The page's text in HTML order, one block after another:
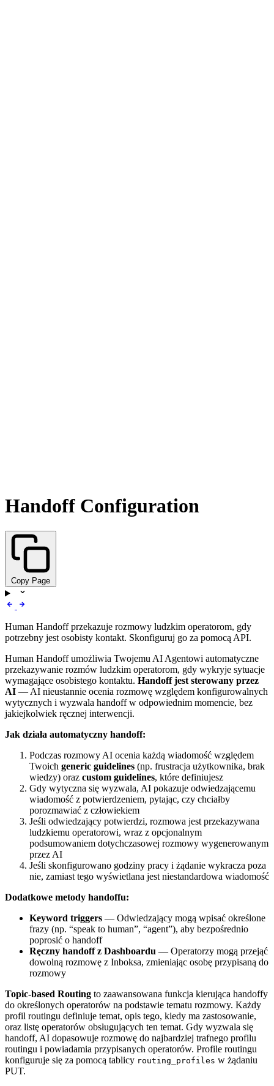
Handoff Configuration
Copy Page
Human Handoff przekazuje rozmowy ludzkim operatorom, gdy
potrzebny jest osobisty kontakt. Skonfiguruj go za pomocą API.
Human Handoff umożliwia Twojemu AI Agentowi automatyczne
przekazywanie rozmów ludzkim operatorom, gdy wykryje sytuacje
wymagające osobistego kontaktu. Handoff jest sterowany przez
AI — AI nieustannie ocenia rozmowę względem konfigurowalnych
wytycznych i wyzwala handoff w odpowiednim momencie, bez
jakiejkolwiek ręcznej interwencji.
Jak działa automatyczny handoff:
Podczas rozmowy AI ocenia każdą wiadomość względem
Twoich generic guidelines (np. frustracja użytkownika, brak
wiedzy) oraz custom guidelines, które definiujesz
Gdy wytyczna się wyzwala, AI pokazuje odwiedzającemu
wiadomość z potwierdzeniem, pytając, czy chciałby
porozmawiać z człowiekiem
Jeśli odwiedzający potwierdzi, rozmowa jest przekazywana
ludzkiemu operatorowi, wraz z opcjonalnym
podsumowaniem dotychczasowej rozmowy wygenerowanym
przez AI
Jeśli skonfigurowano godziny pracy i żądanie wykracza poza
nie, zamiast tego wyświetlana jest niestandardowa wiadomość
Dodatkowe metody handoffu:
Keyword triggers — Odwiedzający mogą wpisać określone
frazy (np. “speak to human”, “agent”), aby bezpośrednio
poprosić o handoff
Ręczny handoff z Dashboardu — Operatorzy mogą przejąć
dowolną rozmowę z Inboksa, zmieniając osobę przypisaną do
rozmowy
Topic-based Routing to zaawansowana funkcja kierująca handoffy
do określonych operatorów na podstawie tematu rozmowy. Każdy
profil routingu definiuje temat, opis tego, kiedy ma zastosowanie,
oraz listę operatorów obsługujących ten temat. Gdy wyzwala się
handoff, AI dopasowuje rozmowę do najbardziej trafnego profilu
routingu i powiadamia przypisanych operatorów. Profile routingu
konfiguruje się za pomocą tablicy routing_profiles w żądaniu
PUT.